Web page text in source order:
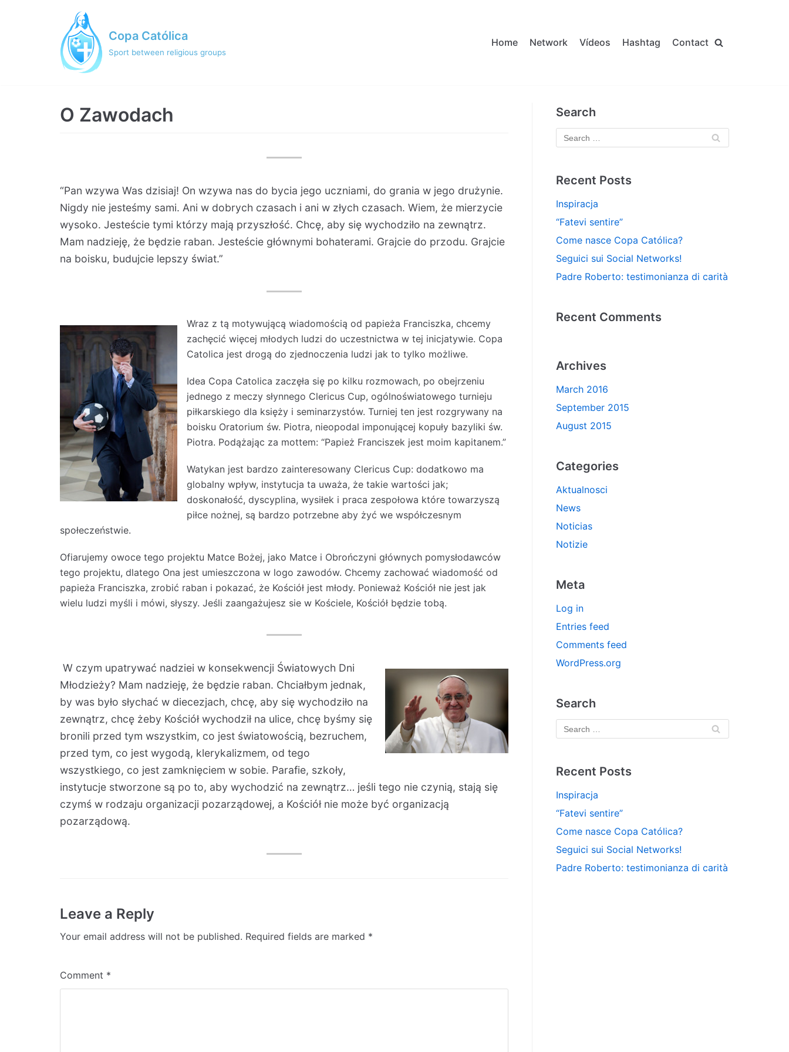
Copa Católica
Sport between religious groups
Home Network Vídeos Hashtag Contact
O Zawodach
“Pan wzywa Was dzisiaj! On wzywa nas do bycia jego uczniami, do grania w jego drużynie.
Nigdy nie jesteśmy sami. Ani w dobrych czasach i ani w złych czasach. Wiem, że mierzycie
wysoko. Jesteście tymi którzy mają przyszłość. Chcę, aby się wychodziło na zewnątrz.
Mam nadzieję, że będzie raban. Jesteście głównymi bohaterami. Grajcie do przodu. Grajcie
na boisku, budujcie lepszy świat.”
Wraz z tą motywującą wiadomością od papieża Franciszka, chcemy
zachęcić więcej młodych ludzi do uczestnictwa w tej inicjatywie. Copa
Catolica jest drogą do zjednoczenia ludzi jak to tylko możliwe.
Idea Copa Catolica zaczęła się po kilku rozmowach, po obejrzeniu
jednego z meczy słynnego Clericus Cup, ogólnoświatowego turnieju
piłkarskiego dla księży i seminarzystów. Turniej ten jest rozgrywany na
boisku Oratorium św. Piotra, nieopodal imponującej kopuły bazyliki św.
Piotra. Podążając za mottem: “Papież Franciszek jest moim kapitanem.”
Watykan jest bardzo zainteresowany Clericus Cup: dodatkowo ma
globalny wpływ, instytucja ta uważa, że takie wartości jak;
doskonałość, dyscyplina, wysiłek i praca zespołowa które towarzyszą
piłce nożnej, są bardzo potrzebne aby żyć we współczesnym
społeczeństwie.
Ofiarujemy owoce tego projektu Matce Bożej, jako Matce i Obrończyni głównych pomysłodawców
tego projektu, dlatego Ona jest umieszczona w logo zawodów. Chcemy zachować wiadomość od
papieża Franciszka, zrobić raban i pokazać, że Kościół jest młody. Ponieważ Kościół nie jest jak
wielu ludzi myśli i mówi, słyszy. Jeśli zaangażujesz sie w Kościele, Kościół będzie tobą.
W czym upatrywać nadziei w konsekwencji Światowych Dni
Młodzieży? Mam nadzieję, że będzie raban. Chciałbym jednak,
by was było słychać w diecezjach, chcę, aby się wychodziło na
zewnątrz, chcę żeby Kościół wychodził na ulice, chcę byśmy się
bronili przed tym wszystkim, co jest światowością, bezruchem,
przed tym, co jest wygodą, klerykalizmem, od tego
wszystkiego, co jest zamknięciem w sobie. Parafie, szkoły,
instytucje stworzone są po to, aby wychodzić na zewnątrz… jeśli tego nie czynią, stają się
czymś w rodzaju organizacji pozarządowej, a Kościół nie może być organizacją
pozarządową.
Leave a Reply
Your email address will not be published. Required fields are marked *
Comment *
Search
Recent Posts
Inspiracja
“Fatevi sentire”
Come nasce Copa Católica?
Seguici sui Social Networks!
Padre Roberto: testimonianza di carità
Recent Comments
Archives
March 2016
September 2015
August 2015
Categories
Aktualnosci
News
Noticias
Notizie
Meta
Log in
Entries feed
Comments feed
WordPress.org
Search
Recent Posts
Inspiracja
“Fatevi sentire”
Come nasce Copa Católica?
Seguici sui Social Networks!
Padre Roberto: testimonianza di carità